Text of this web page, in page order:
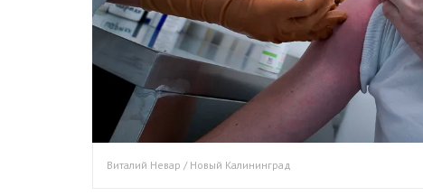
Виталий Невар / Новый Калининград